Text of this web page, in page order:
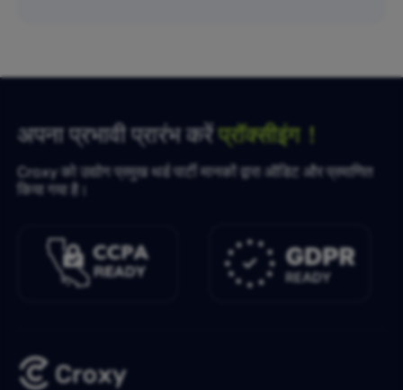
अपना प्रभावी प्रारंभ करेंप्रॉक्सीइंग！
Croxy को उद्योग प्रमुख थर्ड पार्टी मानकों द्वारा ऑडिट और प्रमाणित
किया गया है।